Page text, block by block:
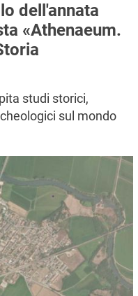
dell'annata
«Athenaeum.
studi storici,
sul mondo